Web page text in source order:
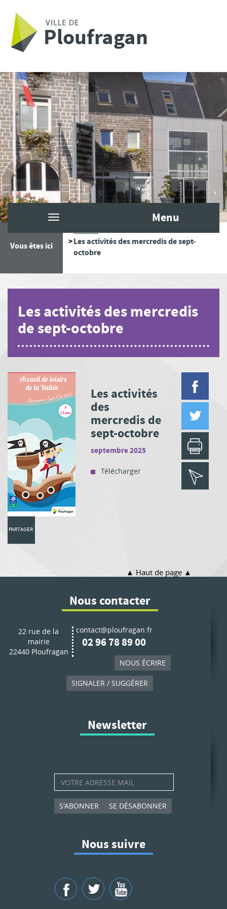
Menu
Vous êtes ici
Accueil
Les activités des mercredis de sept-
octobre
Les activités des mercredis
de sept-octobre
Les activités
des
mercredis de
sept-octobre
septembre 2025
Télécharger
PARTAGER
Haut de page
Nous contacter
22 rue de la
mairie
22440 Ploufragan
contact@ploufragan.fr
02 96 78 89 00
NOUS ÉCRIRE
SIGNALER / SUGGÉRER
Newsletter
S'ABONNER SE DÉSABONNER
Nous suivre